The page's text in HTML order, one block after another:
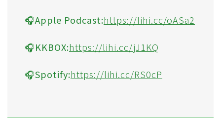
🎧Apple Podcast:https://lihi.cc/oASa2
🎧KKBOX:https://lihi.cc/jJ1KQ
🎧Spotify:https://lihi.cc/RS0cP